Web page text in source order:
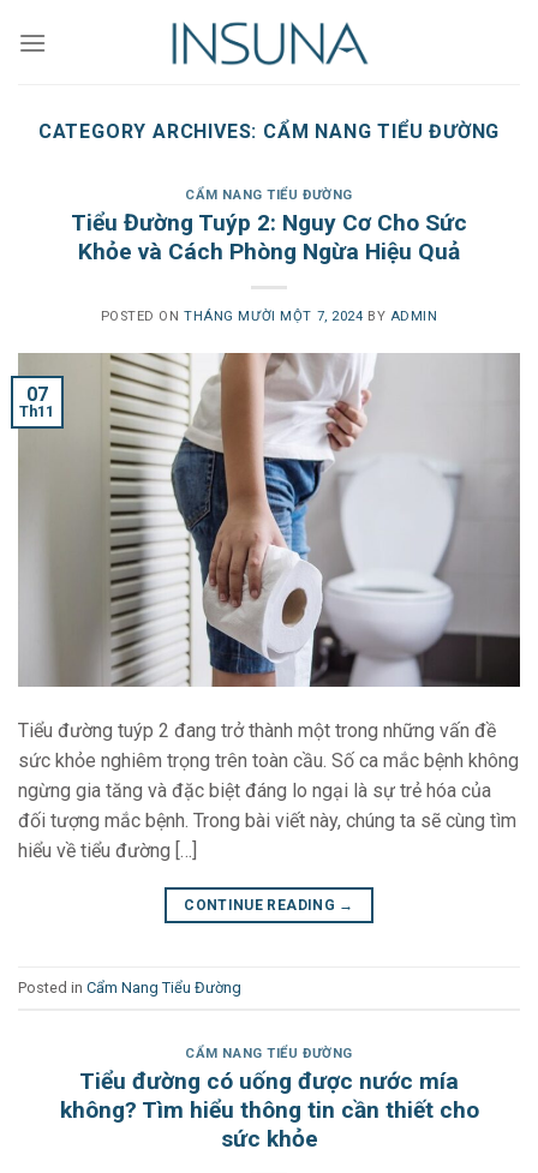
CATEGORY ARCHIVES: CẨM NANG TIỂU ĐƯỜNG
CẨM NANG TIỂU ĐƯỜNG
Tiểu Đường Tuýp 2: Nguy Cơ Cho Sức
Khỏe và Cách Phòng Ngừa Hiệu Quả
POSTED ONTHÁNG MƯỜI MỘT 7, 2024 BY ADMIN
07
Th11
Tiểu đường tuýp 2 đang trở thành một trong những vấn đề
sức khỏe nghiêm trọng trên toàn cầu. Số ca mắc bệnh không
ngừng gia tăng và đặc biệt đáng lo ngại là sự trẻ hóa của
đối tượng mắc bệnh. Trong bài viết này, chúng ta sẽ cùng tìm
hiểu về tiểu đường […]
CONTINUE READING →
Posted in Cẩm Nang Tiểu Đường
CẨM NANG TIỂU ĐƯỜNG
Tiểu đường có uống được nước mía
không? Tìm hiểu thông tin cần thiết cho
sức khỏe